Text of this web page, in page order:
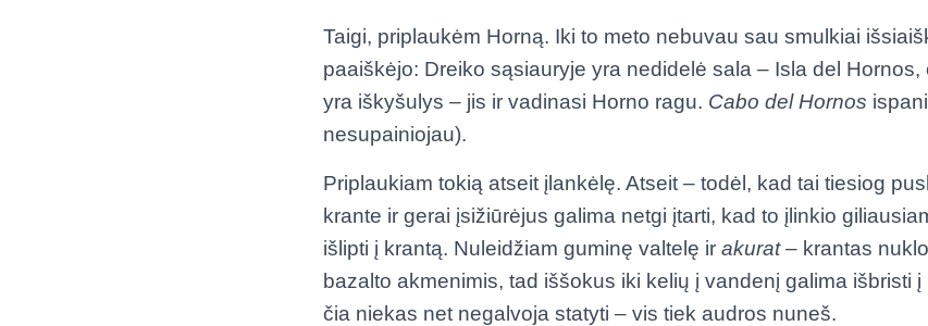
Taigi, priplaukėm Horną. Iki to meto nebuvau sau smulkiai
paaiškėjo: Dreiko sąsiauryje yra nedidelė sala – Isla del Hornos,
yra iškyšulys – jis ir vadinasi Horno ragu. Cabo del Hornos
nesupainiojau).
Priplaukiam tokią atseit įlankėlę. Atseit – todėl, kad tai tiesiog
krante ir gerai įsižiūrėjus galima netgi įtarti, kad to įlinkio
išlipti į krantą. Nuleidžiam guminę valtelę ir akurat– krantas
bazalto akmenimis, tad iššokus iki kelių į vandenį galima išbristi
čia niekas net negalvoja statyti – vis tiek audros nuneš.